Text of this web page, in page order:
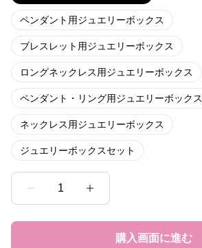
ペンダント用ジュエリーボックス
ブレスレット用ジュエリーボックス
ロングネックレス用ジュエリーボックス
ペンダント・リング用ジュエリーボックス
ネックレス用ジュエリーボックス
ジュエリーボックスセット
1
購入画面に進む